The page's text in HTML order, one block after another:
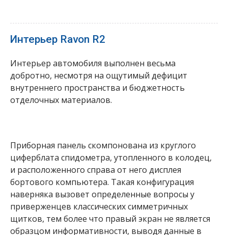
Интерьер Ravon R2
Интерьер автомобиля выполнен весьма
добротно, несмотря на ощутимый дефицит
внутреннего пространства и бюджетность
отделочных материалов.
Приборная панель скомпонована из круглого
циферблата спидометра, утопленного в колодец,
и расположенного справа от него дисплея
бортового компьютера. Такая конфигурация
наверняка вызовет определенные вопросы у
приверженцев классических симметричных
щитков, тем более что правый экран не является
образцом информативности, выводя данные в